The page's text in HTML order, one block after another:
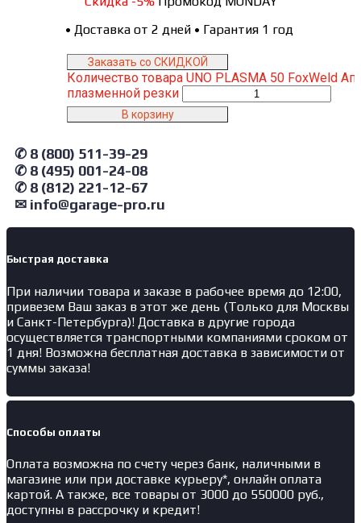
• Доставка от 2 дней • Гарантия 1 год
Заказать со СКИДКОЙ
Количество товара UNO PLASMA 50 FoxWeld
плазменной резки
В корзину
✆ 8 (800) 511-39-29
✆ 8 (495) 001-24-08
✆ 8 (812) 221-12-67
✉ info@garage-pro.ru
Быстрая доставка
При наличии товара и заказе в рабочее время до 12:00,
привезем Ваш заказ в этот же день (Только для Москвы
и Санкт-Петербурга)! Доставка в другие города
осуществляется транспортными компаниями сроком от
1 дня! Возможна бесплатная доставка в зависимости от
суммы заказа!
Способы оплаты
Оплата возможна по счету через банк, наличными в
магазине или при доставке курьеру*, онлайн оплата
картой. А также, все товары от 3000 до 550000 руб.,
доступны в рассрочку и кредит!